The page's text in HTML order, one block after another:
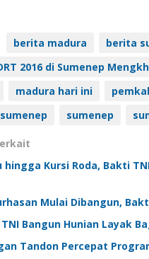
berita madura berita
2016 di Sumenep
madura hari ini
sumenep
hingga Kursi Roda, Bakti
Mulai Dibangun,
Bangun Hunian Layak
Tandon Percepat